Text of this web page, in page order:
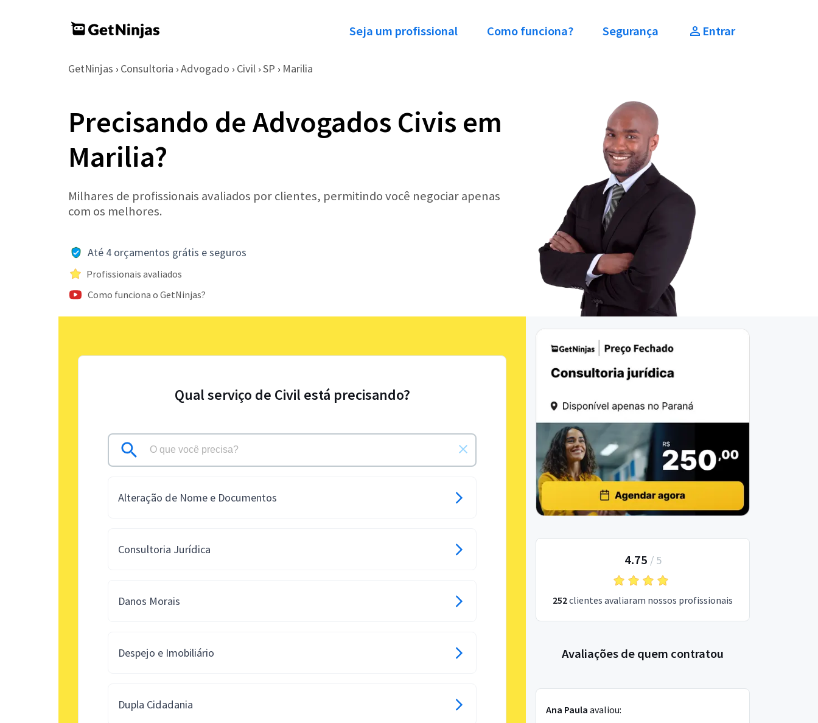
Seja um profissional Como funciona? Segurança Entrar
GetNinjas › Consultoria › Advogado › Civil › SP › Marilia
Precisando de Advogados Civis em
Marilia?
Milhares de profissionais avaliados por clientes, permitindo você negociar apenas
com os melhores.
Até 4 orçamentos grátis e seguros
Profissionais avaliados
Como funciona o GetNinjas?
Qual serviço de Civil está precisando?
Alteração de Nome e Documentos
Consultoria Jurídica
Danos Morais
Despejo e Imobiliário
Dupla Cidadania
4.75 / 5
252clientes avaliaram nossos profissionais
Avaliações de quem contratou
Ana Paula avaliou: